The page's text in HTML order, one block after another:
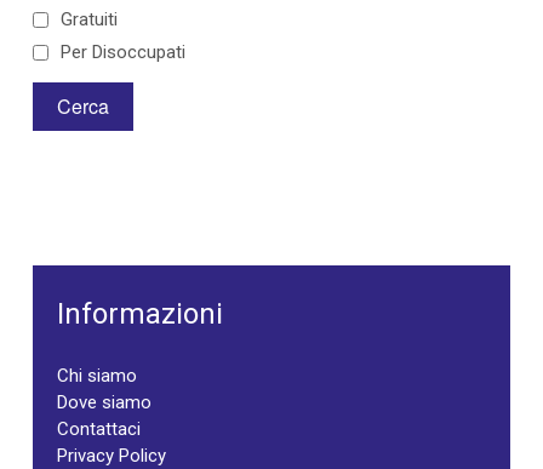
Gratuiti
Per Disoccupati
Informazioni
Chi siamo
Dove siamo
Contattaci
Privacy Policy